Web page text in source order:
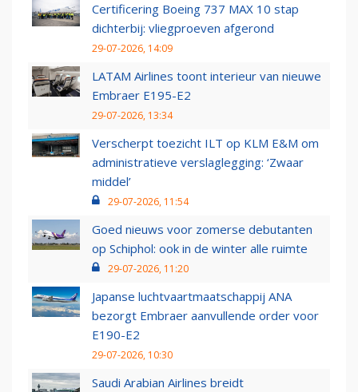
Certificering Boeing 737 MAX 10 stap
dichterbij: vliegproeven afgerond
29-07-2026, 14:09
LATAM Airlines toont interieur van nieuwe
Embraer E195-E2
29-07-2026, 13:34
Verscherpt toezicht ILT op KLM E&M om
administratieve verslaglegging: ‘Zwaar
middel’
29-07-2026, 11:54
Goed nieuws voor zomerse debutanten
op Schiphol: ook in de winter alle ruimte
29-07-2026, 11:20
Japanse luchtvaartmaatschappij ANA
bezorgt Embraer aanvullende order voor
E190-E2
29-07-2026, 10:30
Saudi Arabian Airlines breidt